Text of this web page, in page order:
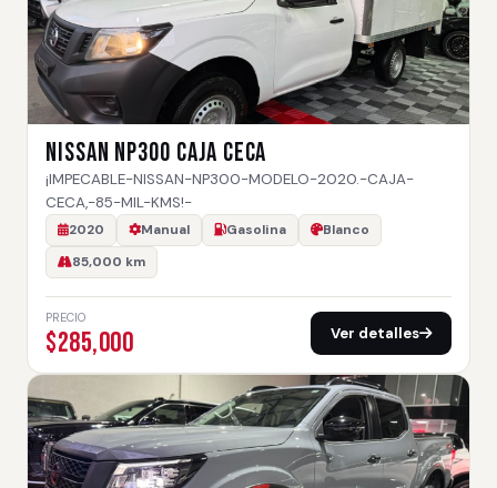
NISSAN NP300 CAJA CECA
¡IMPECABLE-NISSAN-NP300-MODELO-2020.-CAJA-
CECA,-85-MIL-KMS!-
2020 Manual Gasolina
Blanco
85,000 km
PRECIO
$285,000 Ver detalles